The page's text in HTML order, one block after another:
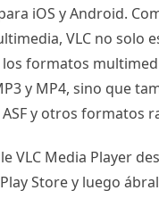
iOS y Android.
VLC no solo
formatos
y MP4, sino que
y otros formatos
VLC Media Player
Store y luego